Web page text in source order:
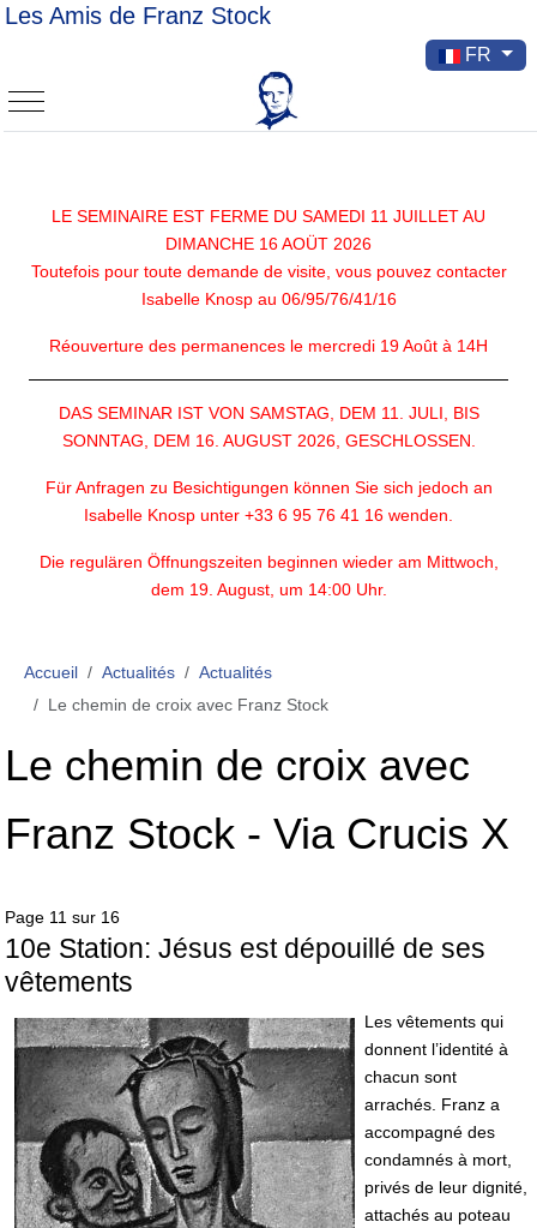
Les Amis de Franz Stock
Sélectionnez
FR
Mobile Menu Toggle
LE SEMINAIRE EST FERME DU SAMEDI 11 JUILLET AU
DIMANCHE 16 AOÜT 2026
Toutefois pour toute demande de visite, vous pouvez contacter
Isabelle Knosp au 06/95/76/41/16
Réouverture des permanences le mercredi 19 Août à 14H
DAS SEMINAR IST VON SAMSTAG, DEM 11. JULI, BIS
SONNTAG, DEM 16. AUGUST 2026, GESCHLOSSEN.
Für Anfragen zu Besichtigungen können Sie sich jedoch an
Isabelle Knosp unter +33 6 95 76 41 16 wenden.
Die regulären Öffnungszeiten beginnen wieder am Mittwoch,
dem 19. August, um 14:00 Uhr.
Accueil Actualités
Actualités
Le chemin de croix avec Franz Stock
Le chemin de croix avec
Franz Stock - Via Crucis X
Page 11 sur 16
10e Station: Jésus est dépouillé de ses
vêtements
Les vêtements qui
donnent l’identité à
chacun sont
arrachés. Franz a
accompagné des
condamnés à mort,
privés de leur dignité,
attachés au poteau